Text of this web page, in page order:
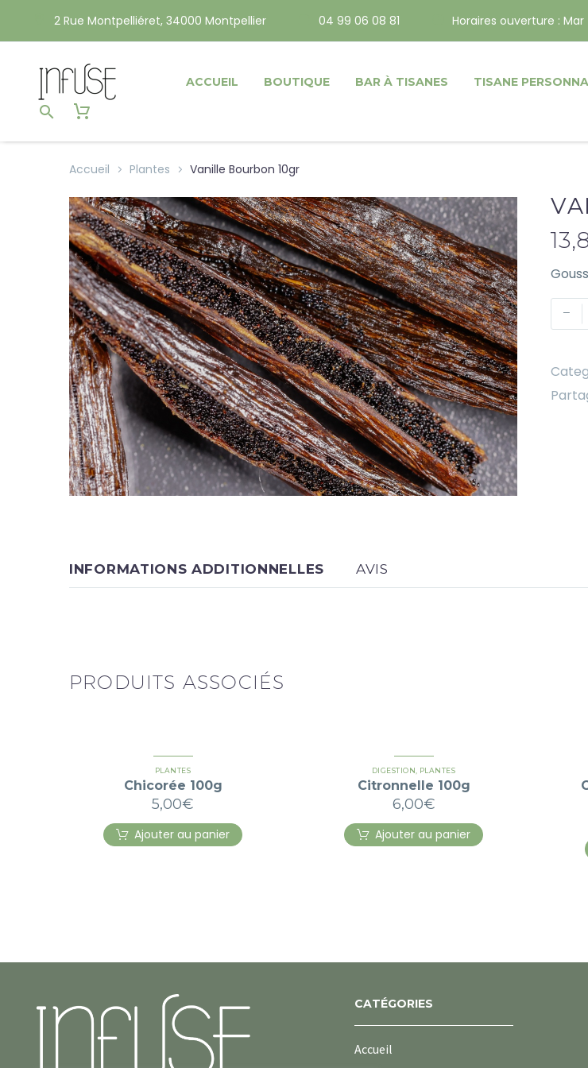
2 Rue Montpelliéret, 34000 Montpellier 04 99 06 08 81 Horaires ouverture :
ACCUEIL BOUTIQUE BAR À TISANES TISANE
Accueil Plantes Vanille Bourbon 10gr
-
INFORMATIONS ADDITIONNELLES AVIS
PRODUITS ASSOCIÉS
PLANTES
Chicorée 100g
5,00€
Ajouter au panier
DIGESTION, PLANTES
Citronnelle 100g
6,00€
Ajouter au panier
CATÉGORIES
Accueil